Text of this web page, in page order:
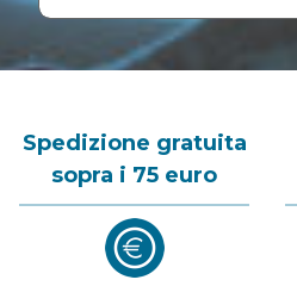
Spedizione gratuita
sopra i 75 euro